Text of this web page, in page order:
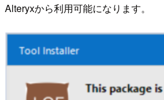
Alteryxから利用可能になります。